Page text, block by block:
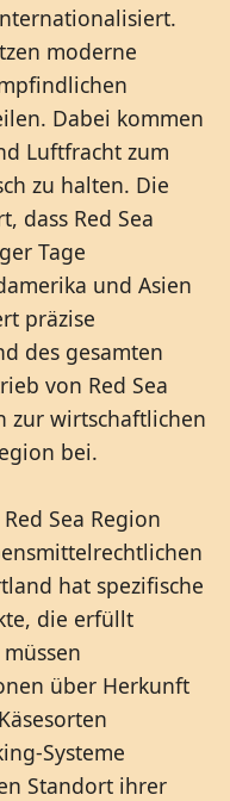
moderne
Dabei kommen
Luftfracht zum
zu halten. Die
dass Red Sea
Tage
und Asien
präzise
des gesamten
von Red Sea
zur wirtschaftlichen
bei.
Sea Region
hat spezifische
die erfüllt
über Herkunft
Systeme
Standort ihrer